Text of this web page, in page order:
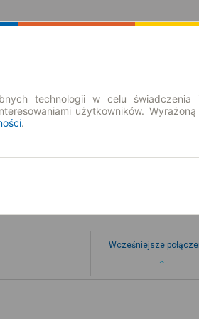
Wcześniejsze
technologii w celu świadczenia
użytkowników.
.